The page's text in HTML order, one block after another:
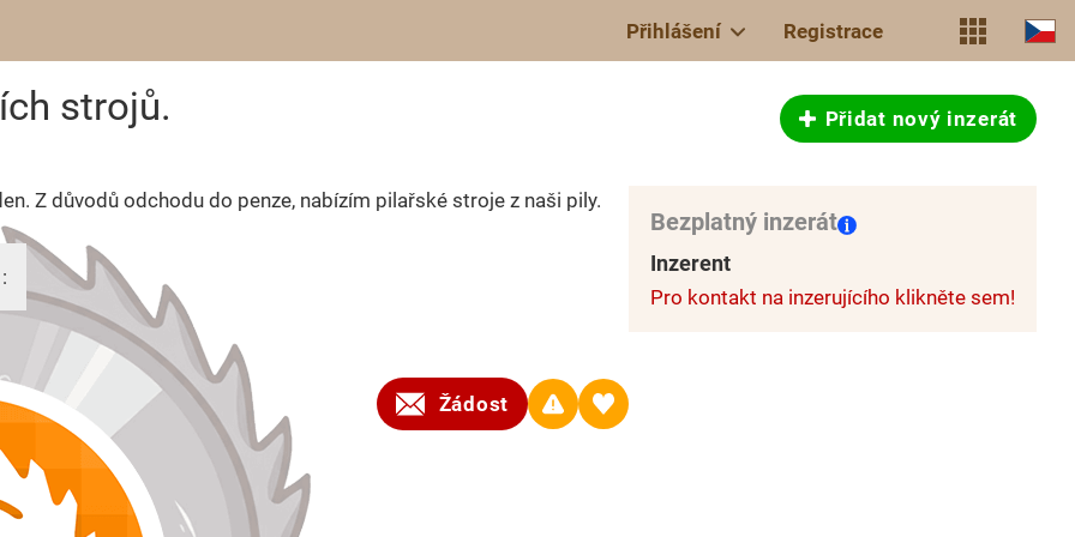
Přihlášení Registrace
strojů. Přidat nový inzerát
Z důvodů odchodu do penze, nabízím pilařské stroje z naši pily.
Žádost
Bezplatný inzerát
Inzerent
Pro kontakt na inzerujícího klikněte sem!